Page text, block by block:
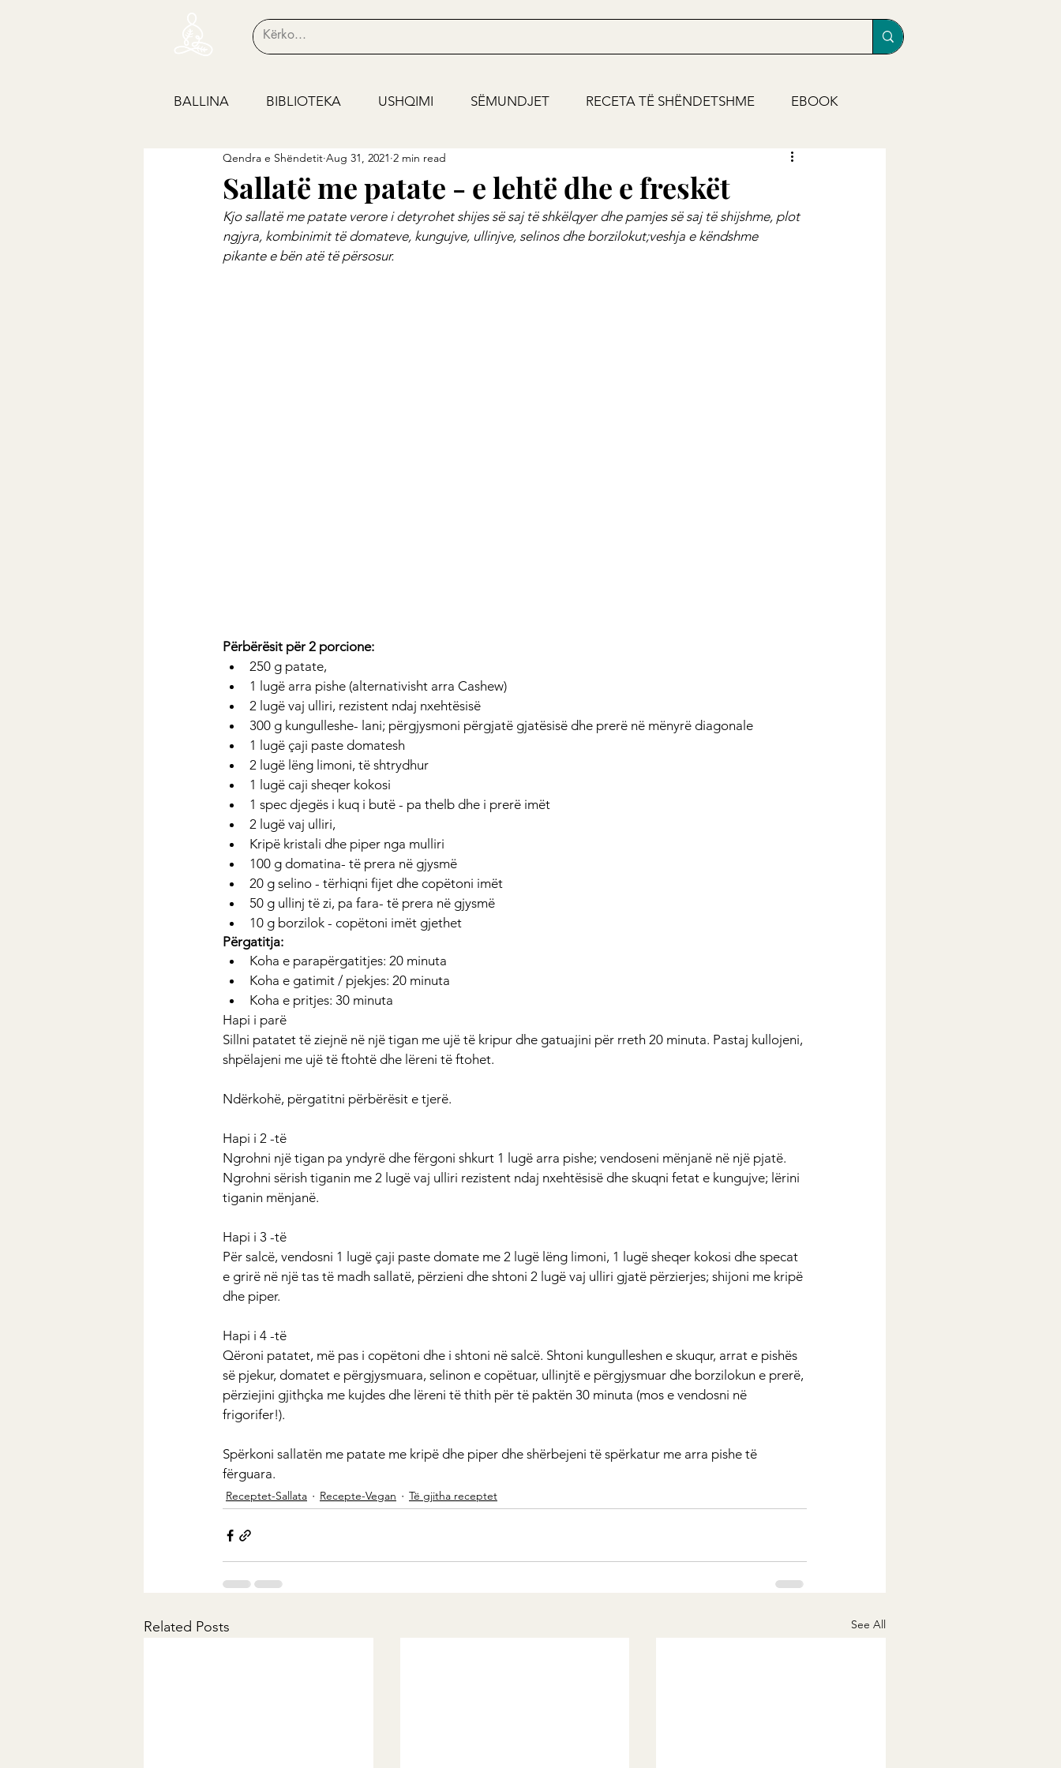
BALLINA BIBLIOTEKA USHQIMI SËMUNDJET RECETA TË SHËNDETSHME EBOOK
Sallatë me patate - e lehtë dhe e freskët
Qendra e Shëndetit Aug 31, 2021 2 min read
Kjo sallatë me patate verore i detyrohet shijes së saj të shkëlqyer dhe pamjes së saj të shijshme, plot
ngjyra, kombinimit të domateve, kungujve, ullinjve, selinos dhe borzilokut;veshja e këndshme
pikante e bën atë të përsosur.
Përbërësit për 2 porcione:
250 g patate,
1 lugë arra pishe (alternativisht arra Cashew)
2 lugë vaj ulliri, rezistent ndaj nxehtësisë
300 g kungulleshe- lani; përgjysmoni përgjatë gjatësisë dhe prerë në mënyrë diagonale
1 lugë çaji paste domatesh
2 lugë lëng limoni, të shtrydhur
1 lugë caji sheqer kokosi
1 spec djegës i kuq i butë - pa thelb dhe i prerë imët
2 lugë vaj ulliri,
Kripë kristali dhe piper nga mulliri
100 g domatina- të prera në gjysmë
20 g selino - tërhiqni fijet dhe copëtoni imët
50 g ullinj të zi, pa fara- të prera në gjysmë
10 g borzilok - copëtoni imët gjethet
Përgatitja:
Koha e parapërgatitjes: 20 minuta
Koha e gatimit / pjekjes: 20 minuta
Koha e pritjes: 30 minuta
Hapi i parë
Sillni patatet të ziejnë në një tigan me ujë të kripur dhe gatuajini për rreth 20 minuta. Pastaj kullojeni,
shpëlajeni me ujë të ftohtë dhe lëreni të ftohet.
Ndërkohë, përgatitni përbërësit e tjerë.
Hapi i 2 -të
Ngrohni një tigan pa yndyrë dhe fërgoni shkurt 1 lugë arra pishe; vendoseni mënjanë në një pjatë.
Ngrohni sërish tiganin me 2 lugë vaj ulliri rezistent ndaj nxehtësisë dhe skuqni fetat e kungujve; lërini
tiganin mënjanë.
Hapi i 3 -të
Për salcë, vendosni 1 lugë çaji paste domate me 2 lugë lëng limoni, 1 lugë sheqer kokosi dhe specat
e grirë në një tas të madh sallatë, përzieni dhe shtoni 2 lugë vaj ulliri gjatë përzierjes; shijoni me kripë
dhe piper.
Hapi i 4 -të
Qëroni patatet, më pas i copëtoni dhe i shtoni në salcë. Shtoni kungulleshen e skuqur, arrat e pishës
së pjekur, domatet e përgjysmuara, selinon e copëtuar, ullinjtë e përgjysmuar dhe borzilokun e prerë,
përziejini gjithçka me kujdes dhe lëreni të thith për të paktën 30 minuta (mos e vendosni në
frigorifer!).
Spërkoni sallatën me patate me kripë dhe piper dhe shërbejeni të spërkatur me arra pishe të
fërguara.
Receptet-Sallata Recepte-Vegan Të gjitha receptet
Related Posts See All